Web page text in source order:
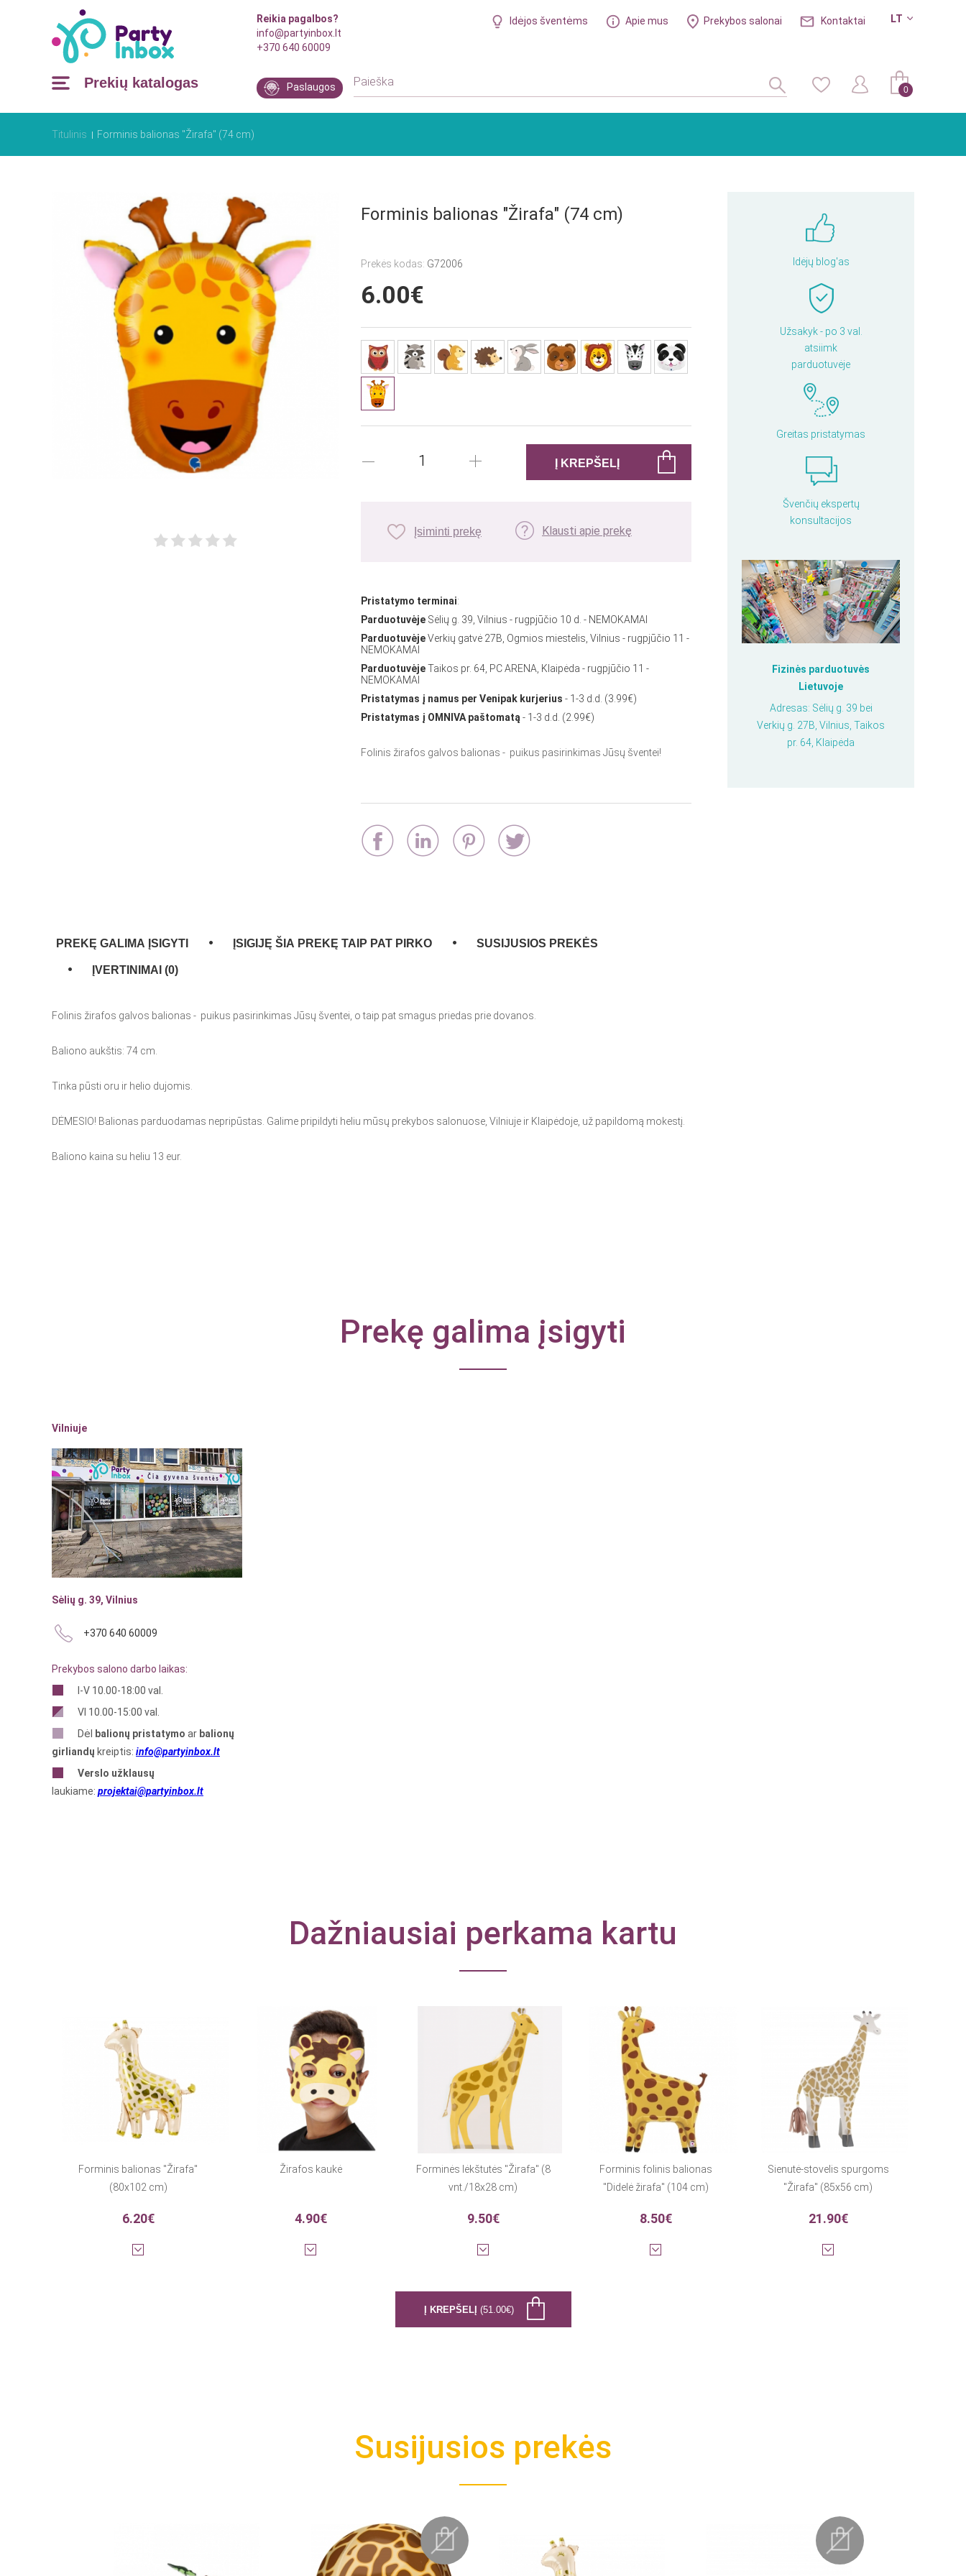
Reikia pagalbos?
info@partyinbox.lt
+370 640 60009
LT
Idėjos šventėms Apie mus Prekybos salonai Kontaktai
Prekių katalogas Paslaugos 0
Titulinis Forminis balionas "Žirafa" (74 cm)
Idėjų blog'as
Užsakyk - po 3 val.
atsiimk
parduotuvėje
Greitas pristatymas
Švenčių ekspertų
konsultacijos
Fizinės parduotuvės
Lietuvoje
Adresas: Sėlių g. 39 bei
Verkių g. 27B, Vilnius, Taikos
pr. 64, Klaipėda
Forminis balionas "Žirafa" (74 cm)
Prekės kodas: G72006
6.00€
Įsiminti prekę Klausti apie prekę
Pristatymo terminai:
Parduotuvėje Sėlių g. 39, Vilnius - rugpjūčio 10 d. - NEMOKAMAI
ParduotuvėjeVerkių gatvė 27B, Ogmios miestelis, Vilnius - rugpjūčio 11 -
NEMOKAMAI
ParduotuvėjeTaikos pr. 64, PC ARENA, Klaipėda - rugpjūčio 11 -
NEMOKAMAI
Pristatymas į namus per Venipak kurjerius - 1-3 d.d. (3.99€)
Pristatymas į OMNIVA paštomatą - 1-3 d.d. (2.99€)
Folinis žirafos galvos balionas - puikus pasirinkimas Jūsų šventei!
PREKĘ GALIMA ĮSIGYTI ĮSIGIJĘ ŠIA PREKĘ TAIP PAT PIRKO SUSIJUSIOS PREKĖS
ĮVERTINIMAI (0)
Folinis žirafos galvos balionas - puikus pasirinkimas Jūsų šventei, o taip pat smagus priedas prie dovanos.
Baliono aukštis: 74 cm.
Tinka pūsti oru ir helio dujomis.
DĖMESIO! Balionas parduodamas nepripūstas. Galime pripildyti heliu mūsų prekybos salonuose, Vilniuje ir Klaipėdoje, už papildomą mokestį.
Baliono kaina su heliu 13 eur.
Prekę galima įsigyti
Vilniuje
Sėlių g. 39, Vilnius
+370 640 60009
Prekybos salono darbo laikas:
I-V 10.00-18:00 val.
VI 10.00-15:00 val.
Dėl
balionų pristatymo ar balionų
girliandų kreiptis: info@partyinbox.lt
Verslo užklausų
laukiame: projektai@partyinbox.lt
Dažniausiai perkama kartu
Forminis balionas "Žirafa"
(80x102 cm)
6.20€
Žirafos kaukė
4.90€
Forminės lėkštutės "Žirafa" (8
vnt./18x28 cm)
9.50€
Forminis folinis balionas
"Didelė žirafa" (104 cm)
8.50€
Sienutė-stovelis spurgoms
"Žirafa" (85x56 cm)
21.90€
Į KREPŠELĮ (51.00€)
Susijusios prekės